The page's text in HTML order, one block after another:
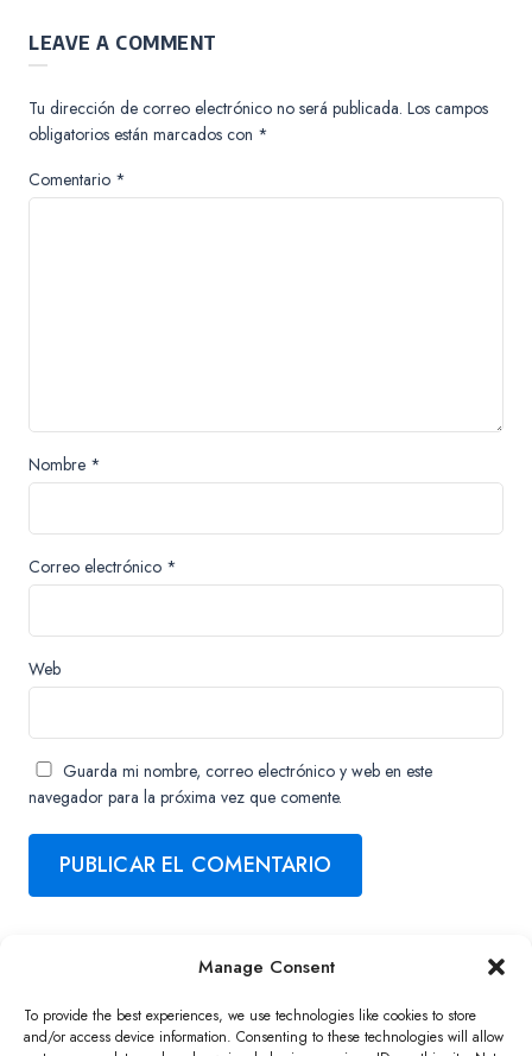
Manage Consent
To provide the best experiences, we use technologies like cookies to store
and/or access device information. Consenting to these technologies will allow
LEAVE A COMMENT
Tu dirección de correo electrónico no será publicada. Los campos
obligatorios están marcados con *
Comentario *
Nombre *
Correo electrónico *
Web
Guarda mi nombre, correo electrónico y web en este
navegador para la próxima vez que comente.